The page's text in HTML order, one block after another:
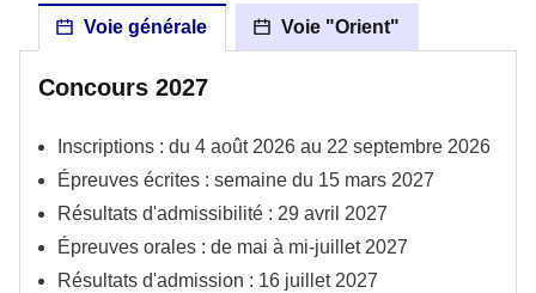
Voie générale Voie "Orient"
Concours 2027
Inscriptions : du 4 août 2026 au 22 septembre 2026
Épreuves écrites : semaine du 15 mars 2027
Résultats d'admissibilité : 29 avril 2027
Épreuves orales : de mai à mi-juillet 2027
Résultats d'admission : 16 juillet 2027